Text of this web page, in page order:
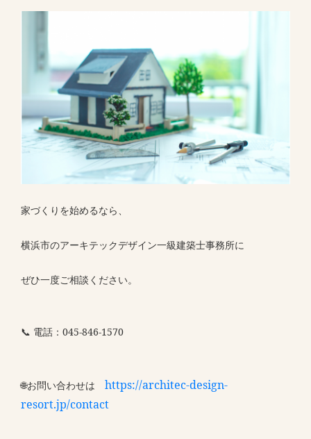
家づくりを始めるなら、
横浜市のアーキテックデザイン一級建築士事務所に
ぜひ一度ご相談ください。
📞 電話：045-846-1570
🌐お問い合わせは https://architec-design-
resort.jp/contact